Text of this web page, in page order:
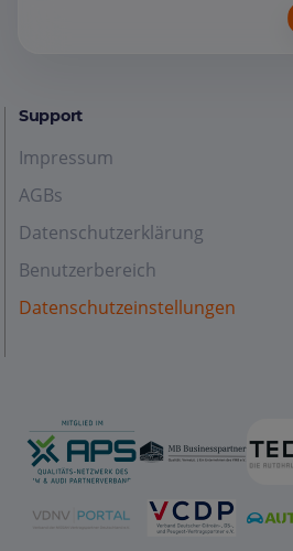
Support
Impressum
AGBs
Datenschutzerklärung
Benutzerbereich
Datenschutzeinstellungen